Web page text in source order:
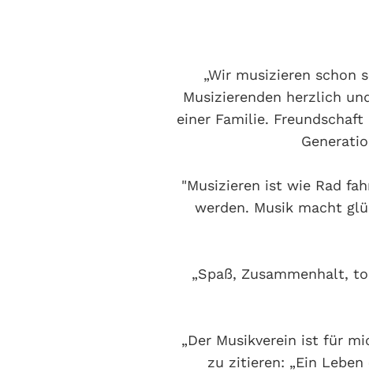
„Wir musizieren schon
Musizierenden herzlich
einer Familie.
"Musizieren ist wie Rad
werden. Musik macht
„Spaß, Zusammenhalt,
„Der Musikverein ist für
zu zitieren: „Ein